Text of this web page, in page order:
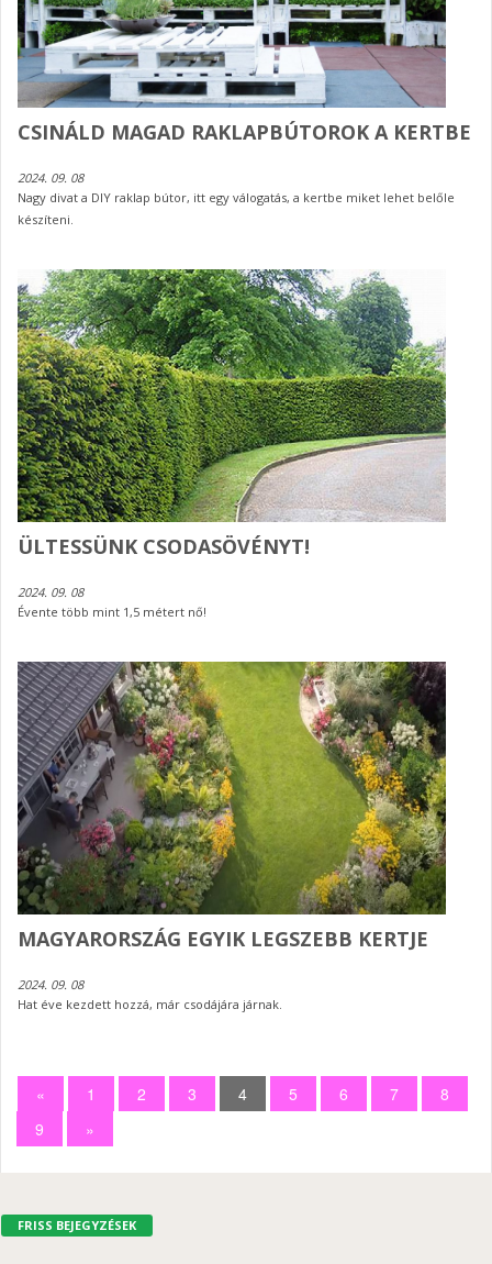
CSINÁLD MAGAD RAKLAPBÚTOROK A KERTBE
2024. 09. 08
Nagy divat a DIY raklap bútor, itt egy válogatás, a kertbe miket lehet belőle
készíteni.
ÜLTESSÜNK CSODASÖVÉNYT!
2024. 09. 08
Évente több mint 1,5 métert nő!
MAGYARORSZÁG EGYIK LEGSZEBB KERTJE
2024. 09. 08
Hat éve kezdett hozzá, már csodájára járnak.
« 1 2 3 4 5 6 7
8
9
»
FRISS BEJEGYZÉSEK